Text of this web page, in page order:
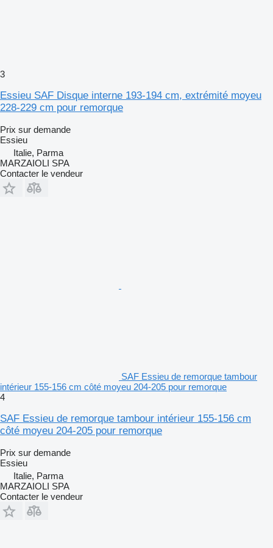
3
Essieu SAF Disque interne 193-194 cm, extrémité moyeu
228-229 cm pour remorque
Prix sur demande
Essieu
Italie, Parma
MARZAIOLI SPA
Contacter le vendeur
SAF Essieu de remorque tambour
intérieur 155-156 cm côté moyeu 204-205 pour remorque
4
SAF Essieu de remorque tambour intérieur 155-156 cm
côté moyeu 204-205 pour remorque
Prix sur demande
Essieu
Italie, Parma
MARZAIOLI SPA
Contacter le vendeur